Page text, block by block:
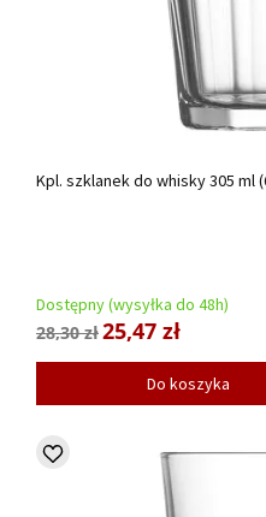
Kpl. szklanek do whisky 305 ml
Dostępny (wysyłka do 48h)
28,30 zł25,47 zł
Do koszyka